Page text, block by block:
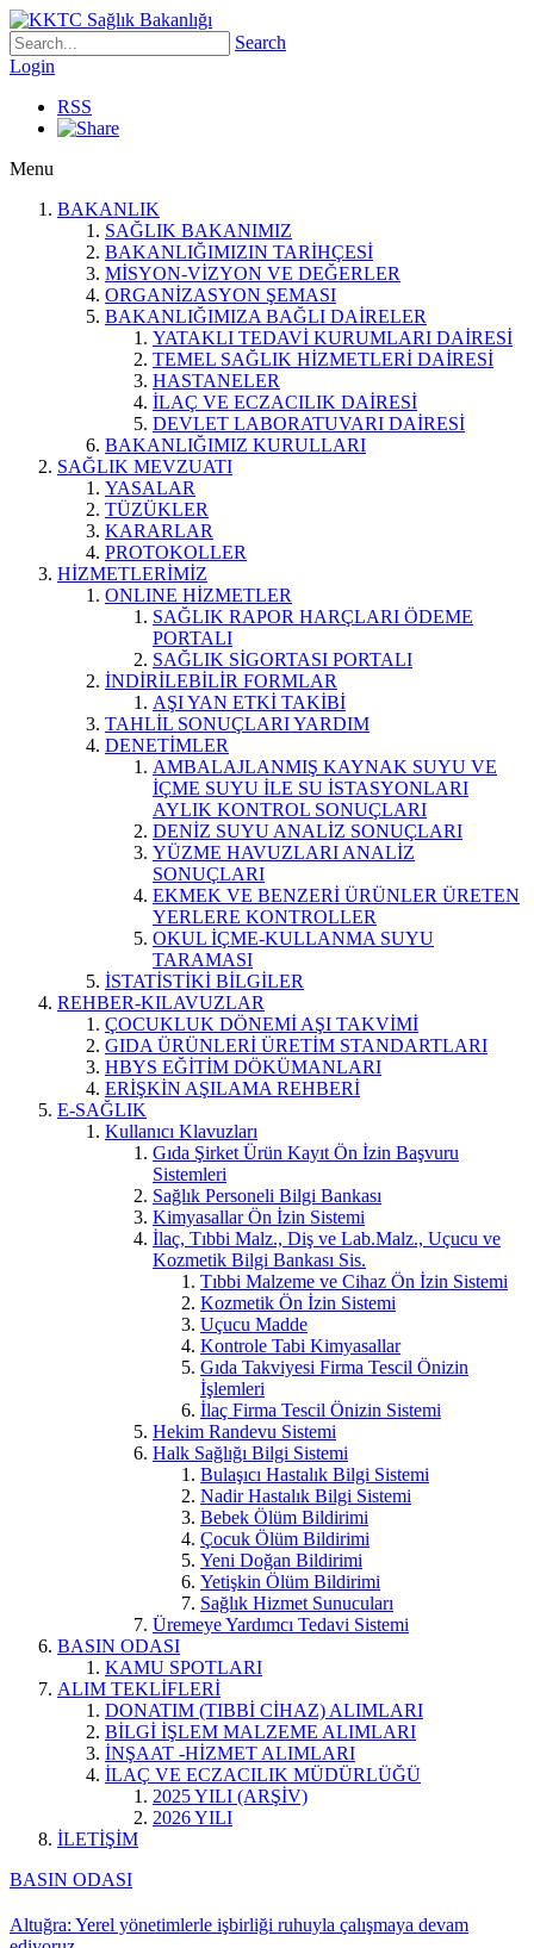
Search
Login
RSS
Menu
BAKANLIK
SAĞLIK BAKANIMIZ
BAKANLIĞIMIZIN TARİHÇESİ
MİSYON-VİZYON VE DEĞERLER
ORGANİZASYON ŞEMASI
BAKANLIĞIMIZA BAĞLI DAİRELER
YATAKLI TEDAVİ KURUMLARI DAİRESİ
TEMEL SAĞLIK HİZMETLERİ DAİRESİ
HASTANELER
İLAÇ VE ECZACILIK DAİRESİ
DEVLET LABORATUVARI DAİRESİ
BAKANLIĞIMIZ KURULLARI
SAĞLIK MEVZUATI
YASALAR
TÜZÜKLER
KARARLAR
PROTOKOLLER
HİZMETLERİMİZ
ONLINE HİZMETLER
SAĞLIK RAPOR HARÇLARI ÖDEME
PORTALI
SAĞLIK SİGORTASI PORTALI
İNDİRİLEBİLİR FORMLAR
AŞI YAN ETKİ TAKİBİ
TAHLİL SONUÇLARI YARDIM
DENETİMLER
AMBALAJLANMIŞ KAYNAK SUYU VE
İÇME SUYU İLE SU İSTASYONLARI
AYLIK KONTROL SONUÇLARI
DENİZ SUYU ANALİZ SONUÇLARI
YÜZME HAVUZLARI ANALİZ
SONUÇLARI
EKMEK VE BENZERİ ÜRÜNLER ÜRETEN
YERLERE KONTROLLER
OKUL İÇME-KULLANMA SUYU
TARAMASI
İSTATİSTİKİ BİLGİLER
REHBER-KILAVUZLAR
ÇOCUKLUK DÖNEMİ AŞI TAKVİMİ
GIDA ÜRÜNLERİ ÜRETİM STANDARTLARI
HBYS EĞİTİM DÖKÜMANLARI
ERİŞKİN AŞILAMA REHBERİ
E-SAĞLIK
Kullanıcı Klavuzları
Gıda Şirket Ürün Kayıt Ön İzin Başvuru
Sistemleri
Sağlık Personeli Bilgi Bankası
Kimyasallar Ön İzin Sistemi
İlaç, Tıbbi Malz., Diş ve Lab.Malz., Uçucu ve
Kozmetik Bilgi Bankası Sis.
Tıbbi Malzeme ve Cihaz Ön İzin Sistemi
Kozmetik Ön İzin Sistemi
Uçucu Madde
Kontrole Tabi Kimyasallar
Gıda Takviyesi Firma Tescil Önizin
İşlemleri
İlaç Firma Tescil Önizin Sistemi
Hekim Randevu Sistemi
Halk Sağlığı Bilgi Sistemi
Bulaşıcı Hastalık Bilgi Sistemi
Nadir Hastalık Bilgi Sistemi
Bebek Ölüm Bildirimi
Çocuk Ölüm Bildirimi
Yeni Doğan Bildirimi
Yetişkin Ölüm Bildirimi
Sağlık Hizmet Sunucuları
Üremeye Yardımcı Tedavi Sistemi
BASIN ODASI
KAMU SPOTLARI
ALIM TEKLİFLERİ
DONATIM (TIBBİ CİHAZ) ALIMLARI
BİLGİ İŞLEM MALZEME ALIMLARI
İNŞAAT -HİZMET ALIMLARI
İLAÇ VE ECZACILIK MÜDÜRLÜĞÜ
2025 YILI (ARŞİV)
2026 YILI
İLETİŞİM
BASIN ODASI
Altuğra: Yerel yönetimlerle işbirliği ruhuyla çalışmaya devam